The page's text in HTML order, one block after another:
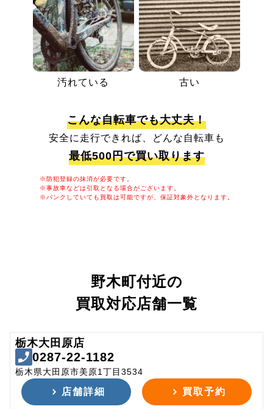
汚れている 古い
こんな自転車でも大丈夫！
安全に走行できれば、どんな自転車も
最低500円で買い取ります
※防犯登録の抹消が必要です。
※事故車などは引取となる場合がございます。
※パンクしていても買取は可能ですが、保証対象外となります。
野木町付近の
買取対応店舗一覧
栃木大田原店
0287-22-1182
栃木県大田原市美原1丁目3534
店舗詳細 買取予約